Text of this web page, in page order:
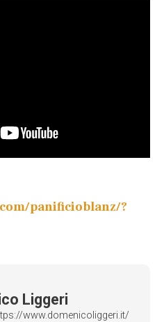
panificioblanz/?
Liggeri
www.domenicoliggeri.it/